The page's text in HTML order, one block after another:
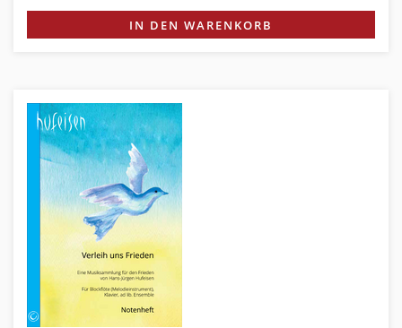
IN DEN WARENKORB